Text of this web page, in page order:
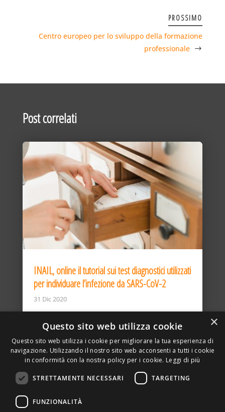
PROSSIMO
Centro europeo per lo sviluppo della formazione
professionale
Post correlati
INAIL, online il tutorial sui test diagnostici utilizzati
per individuare l’infezione da SARS-CoV-2
31 Dic 2020
DELLA TORRE, 15 – 20127 – MILANO – P. IVA
×
Questo sito web utilizza cookie
Questo sito web utilizza i cookie per migliorare la tua esperienza di
navigazione. Utilizzando il nostro sito web acconsenti a tutti i cookie
in conformità con la nostra policy per i cookie. Leggi di più
STRETTAMENTE NECESSARI TARGETING
FUNZIONALITÀ